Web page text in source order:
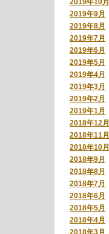
2019年9月
2019年8月
2019年7月
2019年6月
2019年5月
2019年4月
2019年3月
2019年2月
2019年1月
2018年12月
2018年11月
2018年10月
2018年9月
2018年8月
2018年7月
2018年6月
2018年5月
2018年4月
2018年3月